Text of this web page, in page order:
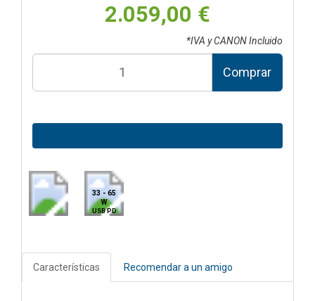
2.059,00 €
*IVA y CANON Incluido
Comprar
33 - 65
W
USB PD
Características Recomendar a un amigo